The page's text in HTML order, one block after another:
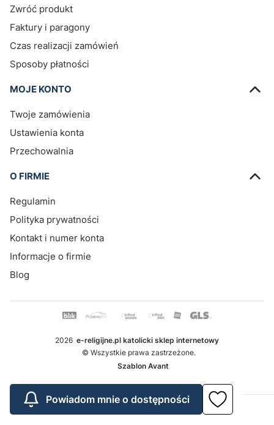
Zwróć produkt
Faktury i paragony
Czas realizacji zamówień
Sposoby płatności
MOJE KONTO
Twoje zamówienia
Ustawienia konta
Przechowalnia
O FIRMIE
Regulamin
Polityka prywatności
Kontakt i numer konta
Informacje o firmie
Blog
2026 e-religijne.pl katolicki sklep internetowy
© Wszystkie prawa zastrzeżone.
Szablon Avant
Powiadom mnie o dostępności